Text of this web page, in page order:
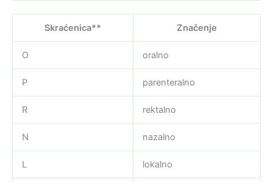
Skraćenica** Značenje
O oralno
P parenteralno
R rektalno
N nazalno
L lokalno